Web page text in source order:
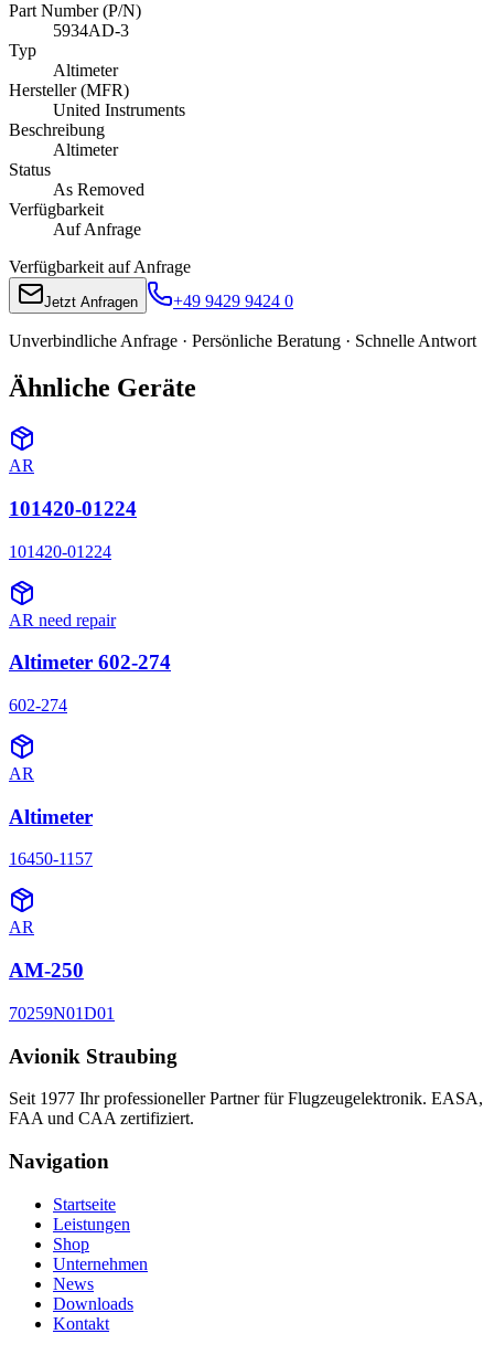
Part Number (P/N)
5934AD-3
Typ
Altimeter
Hersteller (MFR)
United Instruments
Beschreibung
Altimeter
Status
As Removed
Verfügbarkeit
Auf Anfrage
Verfügbarkeit auf Anfrage
Jetzt Anfragen +49 9429 9424 0
Unverbindliche Anfrage · Persönliche Beratung · Schnelle Antwort
Ähnliche Geräte
AR
101420-01224
101420-01224
AR need repair
Altimeter 602-274
602-274
AR
Altimeter
16450-1157
AR
AM-250
70259N01D01
Avionik Straubing
Seit 1977 Ihr professioneller Partner für Flugzeugelektronik. EASA,
FAA und CAA zertifiziert.
Navigation
Startseite
Leistungen
Shop
Unternehmen
News
Downloads
Kontakt